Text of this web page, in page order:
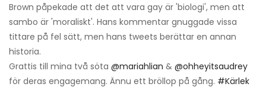
Brown påpekade att det att vara gay är 'biologi', men att
sambo är 'moraliskt'. Hans kommentar gnuggade vissa
tittare på fel sätt, men hans tweets berättar en annan
historia.
Grattis till mina två söta @mariahlian & @ohheyitsaudrey
för deras engagemang. Ännu ett bröllop på gång. #Kärlek